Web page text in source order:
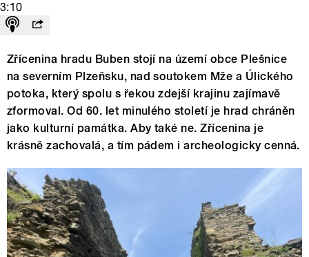
3:10
Zřícenina hradu Buben stojí na území obce Plešnice
na severním Plzeňsku, nad soutokem Mže a Úlického
potoka, který spolu s řekou zdejší krajinu zajímavě
zformoval. Od 60. let minulého století je hrad chráněn
jako kulturní památka. Aby také ne. Zřícenina je
krásně zachovalá, a tím pádem i archeologicky cenná.